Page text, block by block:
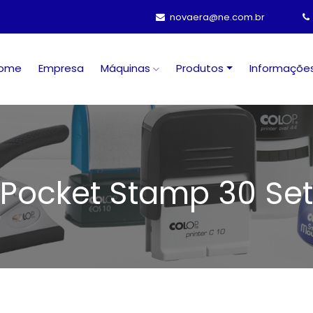
novaera@ne.com.br
Empresa Máquinas Produtos
Pocket Stamp 30 Set